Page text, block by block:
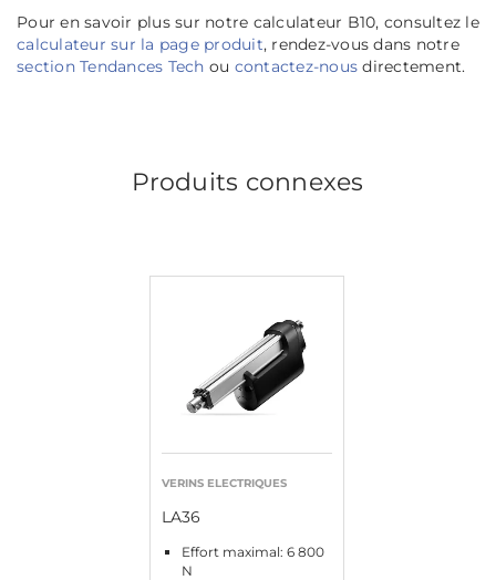
Pour en savoir plus sur notre calculateur B10, consultez le
calculateur sur la page produit, rendez-vous dans notre
section Tendances Tech ou contactez-nous directement.
Produits connexes
VERINS ELECTRIQUES
LA36
Effort maximal: 6 800
N